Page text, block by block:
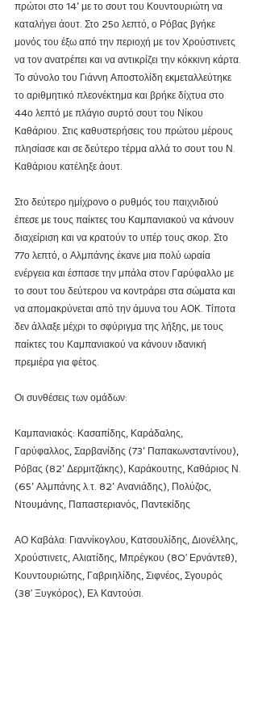
πρώτοι στο 14’ με το σουτ του Κουντουριώτη να
καταλήγει άουτ. Στο 25ο λεπτό, ο Ρόβας βγήκε
μονός του έξω από την περιοχή με τον Χρούστινετς
να τον ανατρέπει και να αντικρίζει την κόκκινη κάρτα.
Το σύνολο του Γιάννη Αποστολίδη εκμεταλλεύτηκε
το αριθμητικό πλεονέκτημα και βρήκε δίχτυα στο
44ο λεπτό με πλάγιο συρτό σουτ του Νίκου
Καθάριου. Στις καθυστερήσεις του πρώτου μέρους
πλησίασε και σε δεύτερο τέρμα αλλά το σουτ του Ν.
Καθάριου κατέληξε άουτ.
Στο δεύτερο ημίχρονο ο ρυθμός του παιχνιδιού
έπεσε με τους παίκτες του Καμπανιακού να κάνουν
διαχείριση και να κρατούν το υπέρ τους σκορ. Στο
77ο λεπτό, ο Αλμπάνης έκανε μια πολύ ωραία
ενέργεια και έσπασε την μπάλα στον Γαρύφαλλο με
το σουτ του δεύτερου να κοντράρει στα σώματα και
να απομακρύνεται από την άμυνα του ΑΟΚ. Τίποτα
δεν άλλαξε μέχρι το σφύριγμα της λήξης, με τους
παίκτες του Καμπανιακού να κάνουν ιδανική
πρεμιέρα για φέτος.
Οι συνθέσεις των ομάδων:
Καμπανιακός: Κασαπίδης, Καράδαλης,
Γαρύφαλλος, Σαρβανίδης (73’ Παπακωνσταντίνου),
Ρόβας (82’ Δερμιτζάκης), Καράκουτης, Καθάριος Ν.
(65’ Αλμπάνης λ.τ. 82’ Ανανιάδης), Πολύζος,
Ντουμάνης, Παπαστεριανός, Παντεκίδης
ΑΟ Καβάλα: Γιαννίκογλου, Κατσουλίδης, Διονέλλης,
Χρούστινετς, Αλιατίδης, Μπρέγκου (80′ Ερνάντεθ),
Κουντουριώτης, Γαβριηλίδης, Σιφνέος, Σγουρός
(38′ Ξυγκόρος), Ελ Καντούσι.